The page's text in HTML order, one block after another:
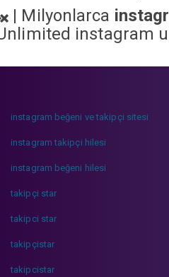
| Milyonlarca
instagram
instagram beğeni ve takipçi sitesi
instagram takipçi hilesi
instagram beğeni hilesi
takipçi star
takipci star
takipçistar
takipcistar